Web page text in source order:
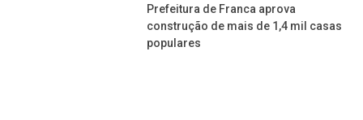
Prefeitura de Franca aprova
construção de mais de 1,4 mil casas
populares